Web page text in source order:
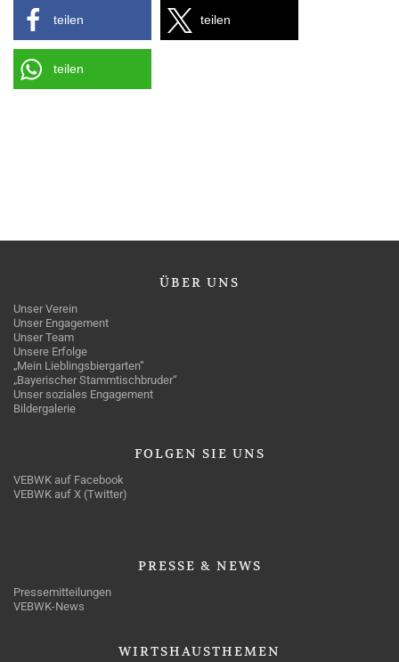
teilen teilen
teilen
ÜBER UNS
Unser Verein
Unser Engagement
Unser Team
Unsere Erfolge
„Mein Lieblingsbiergarten“
„Bayerischer Stammtischbruder“
Unser soziales Engagement
Bildergalerie
FOLGEN SIE UNS
VEBWK auf Facebook
VEBWK auf X (Twitter)
PRESSE & NEWS
Pressemitteilungen
VEBWK-News
WIRTSHAUSTHEMEN